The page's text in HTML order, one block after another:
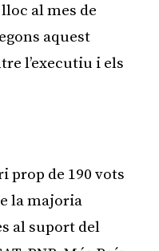
al mes de
aquest
l’executiu i els
prop de 190 vots
la majoria
al suport del